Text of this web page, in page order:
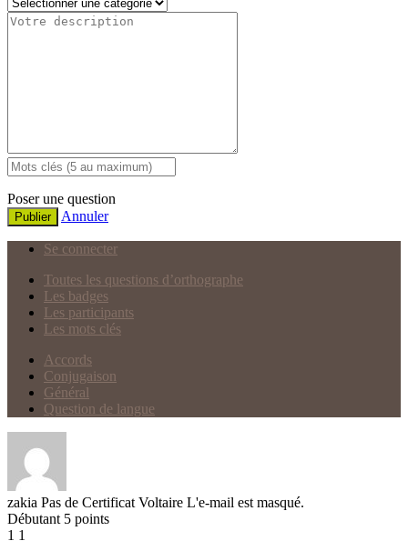
Poser une question
Publier Annuler
Se connecter
Toutes les questions d’orthographe
Les badges
Les participants
Les mots clés
Accords
Conjugaison
Général
Question de langue
zakia Pas de Certificat Voltaire L'e-mail est masqué.
Débutant 5 points
1 1